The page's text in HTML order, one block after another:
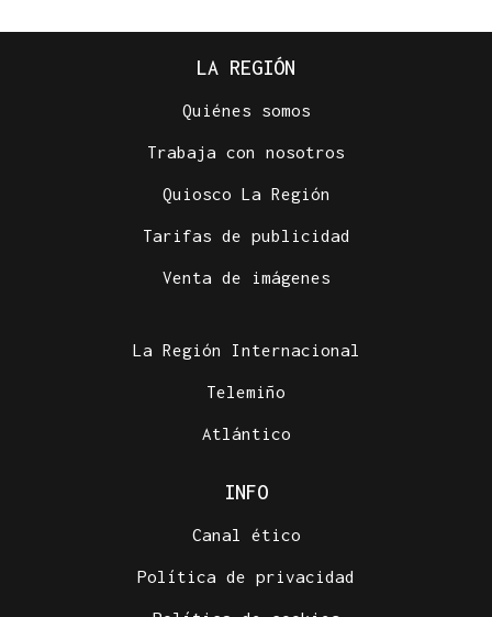
LA REGIÓN
Quiénes somos
Trabaja con nosotros
Quiosco La Región
Tarifas de publicidad
Venta de imágenes
La Región Internacional
Telemiño
Atlántico
INFO
Canal ético
Política de privacidad